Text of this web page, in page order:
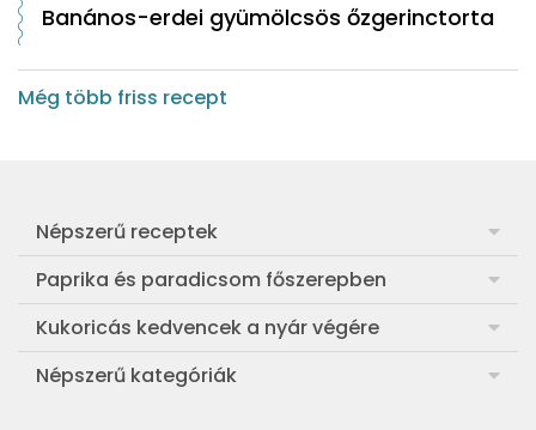
Banános-erdei gyümölcsös őzgerinctorta
Még több friss recept
Népszerű receptek
Frankfurti leves
Egyszerű muffin
Aranygaluska
Paprika és paradicsom főszerepben
Pan con Tomate
Paradicsom és paprika eltevése télre
Kukoricás kedvencek a nyár végére
Legfinomabb főtt kukorica
Népszerű kategóriák